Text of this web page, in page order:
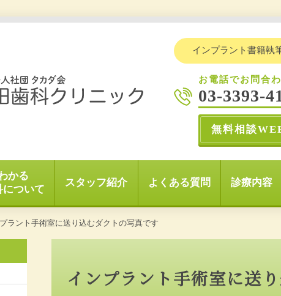
インプラント書籍執
お電話でお問合
03-3393-
無料相談
かる
について
スタッフ紹介 よくある質問 診療内容
ラント手術室に送り込むダクトの写真です
インプラント手術室に送